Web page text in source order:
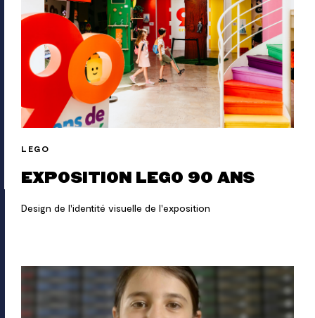
LEGO
EXPOSITION LEGO 90 ANS
Design de l'identité visuelle de l'exposition